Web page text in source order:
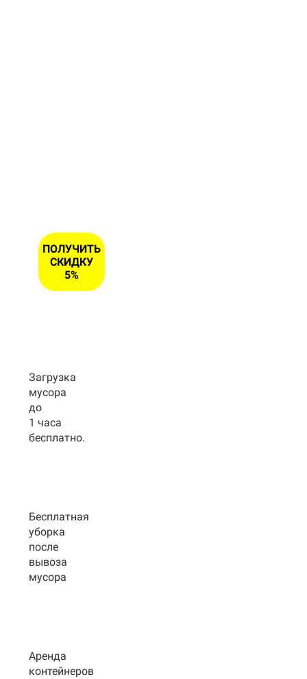
ПОЛУЧИТЬ
СКИДКУ
5%
Загрузка
мусора
до
1 часа
бесплатно.
Бесплатная
уборка
после
вывоза
мусора
Аренда
контейнеров